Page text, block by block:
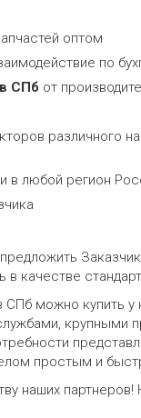
оптом
по
СПб от
различного
в любой регион
качестве
можно купить
крупными
простым и
наших